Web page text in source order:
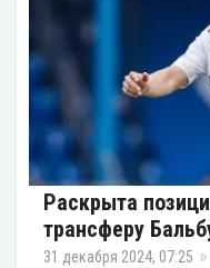
Раскрыта
трансферу
31 декабря 2024, 07:25